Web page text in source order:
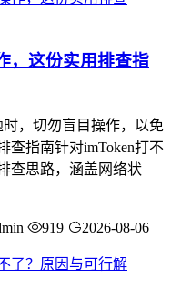
，这份实用排查指
时，切勿盲目操作，以免
查指南针对imToken打不
查思路，涵盖网络状
919 2026-08-06